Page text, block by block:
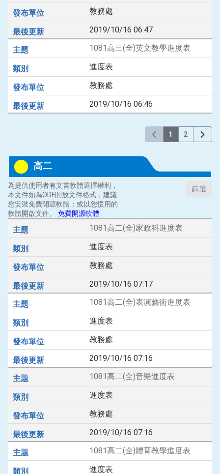
教務處
2019/10/16 06:47
1081高三(全)英文教學進度表
進度表
教務處
2019/10/16 06:46
1 2
高二
為提供使用者有文書軟體選擇權利，
本文件如為ODF開放文件格式，建議
您安裝免費開源軟體；或以您慣用的
軟體開啟文件。 免費開源軟體
篩選
1081高二(全)家政科進度表
進度表
教務處
2019/10/16 07:17
1081高二(全)表演藝術進度表
進度表
教務處
2019/10/16 07:16
1081高二(全)音樂進度表
進度表
教務處
2019/10/16 07:16
1081高二(全)體育教學進度表
進度表